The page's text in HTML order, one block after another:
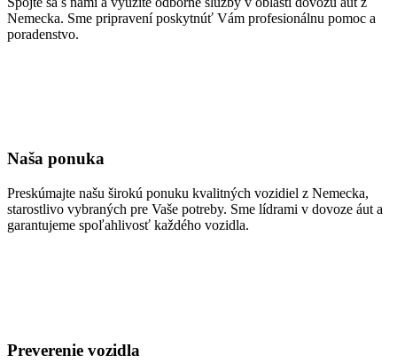
Nemecka. Sme pripravení poskytnúť Vám profesionálnu pomoc a
poradenstvo.
Naša ponuka
Preskúmajte našu širokú ponuku kvalitných vozidiel z Nemecka,
starostlivo vybraných pre Vaše potreby. Sme lídrami v dovoze áut a
garantujeme spoľahlivosť každého vozidla.
Preverenie vozidla